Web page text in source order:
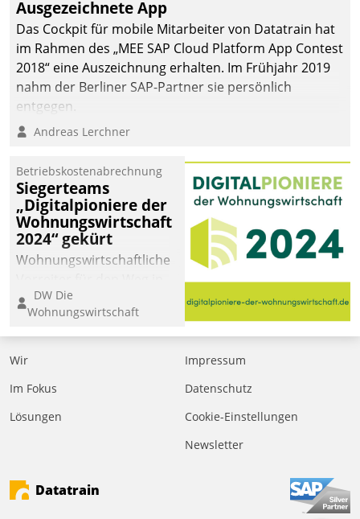
Ausgezeichnete App
Das Cockpit für mobile Mitarbeiter von Datatrain hat
im Rahmen des „MEE SAP Cloud Platform App Contest
2018“ eine Auszeichnung erhalten. Im Frühjahr 2019
nahm der Berliner SAP-Partner sie persönlich
entgegen.
Andreas Lerchner
Betriebskostenabrechnung
Siegerteams
„Digitalpioniere der
Wohnungswirtschaft
2024“ gekürt
Wohnungswirtschaftliche
eine digitale Zukunft zu
finden, ist das Ziel des
Awards „Digitalpioniere
der
Bewerben können sich
dafür ein Team
DW Die
Wohnungswirtschaft
Wir
Im Fokus
Lösungen
Impressum
Datenschutz
Cookie-Einstellungen
Newsletter
Datatrain